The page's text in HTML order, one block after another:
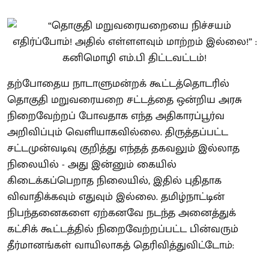
தற்போதைய நாடாளுமன்றக் கூட்டத்தொடரில்
தொகுதி மறுவரையறை சட்டத்தை ஒன்றிய அரசு
நிறைவேற்றப் போவதாக எந்த அதிகாரப்பூர்வ
அறிவிப்பும் வெளியாகவில்லை. திருத்தப்பட்ட
சட்டமுன்வடிவு குறித்து எந்தத் தகவலும் இல்லாத
நிலையில் - அது இன்னும் கையில்
கிடைக்கப்பெறாத நிலையில், இதில் புதிதாக
விவாதிக்கவும் எதுவும் இல்லை. தமிழ்நாட்டின்
நிபந்தனைகளை ஏற்கனவே நடந்த அனைத்துக்
கட்சிக் கூட்டத்தில் நிறைவேற்றப்பட்ட பின்வரும்
தீர்மானங்கள் வாயிலாகத் தெரிவித்துவிட்டோம்: